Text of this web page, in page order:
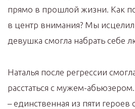
прямо в прошлой жизни. Как
в центр внимания? Мы
девушка смогла набрать себе
Наталья после регрессии
расстаться с мужем-
– единственная из пяти героев